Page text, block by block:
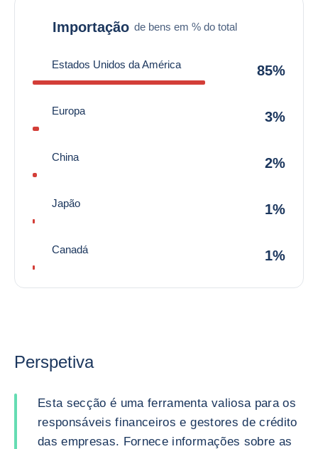
Importação de bens em % do total
Estados Unidos da América 85%
Europa 3%
China 2%
Japão 1%
Canadá 1%
Perspetiva
Esta secção é uma ferramenta valiosa para os
responsáveis financeiros e gestores de crédito
das empresas. Fornece informações sobre as